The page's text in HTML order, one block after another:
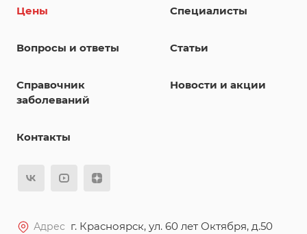
Цены Специалисты
Вопросы и ответы Статьи
Справочник
заболеваний
Новости и акции
Контакты
Адрес г. Красноярск, ул. 60 лет Октября, д.50